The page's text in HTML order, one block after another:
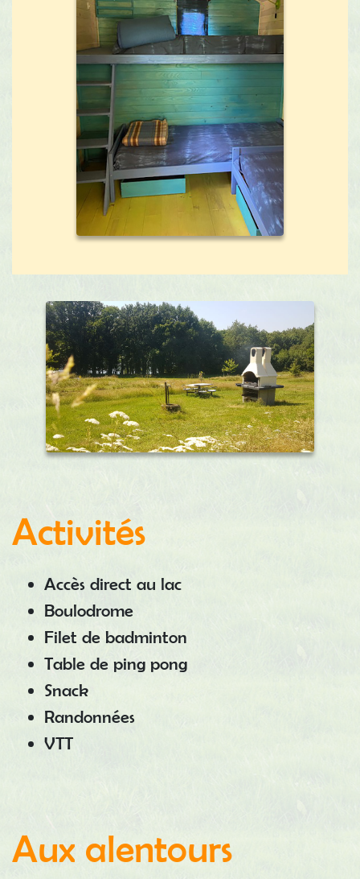
Activités
Accès direct au lac
Boulodrome
Filet de badminton
Table de ping pong
Snack
Randonnées
VTT
Aux alentours